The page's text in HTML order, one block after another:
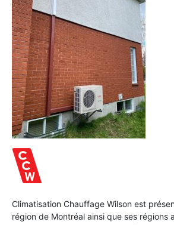
Climatisation Chauffage Wilson est
région de Montréal ainsi que ses régions